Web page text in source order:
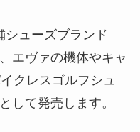
シューズブランド
エヴァの機体やキャ
クレスゴルフシュ
して発売します。